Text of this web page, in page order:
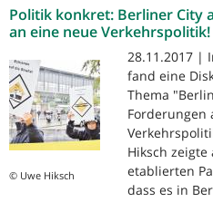
Politik konkret: Berliner City
an eine neue Verkehrspolitik!
© Uwe Hiksch
28.11.2017 |
fand eine
Thema
Forderungen
Hiksch
etablierten
dass es in